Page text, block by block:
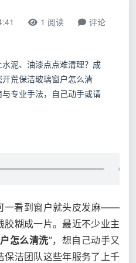
1 阅读 评论
泥、油漆点点难清理？成
荒保洁玻璃窗户怎么清
专业手法，自己动手或请
一看到窗户就头皮发麻——
糊成一片。最近不少业主
怎么清洗”，想自己动手又
保洁团队这些年服务了上千